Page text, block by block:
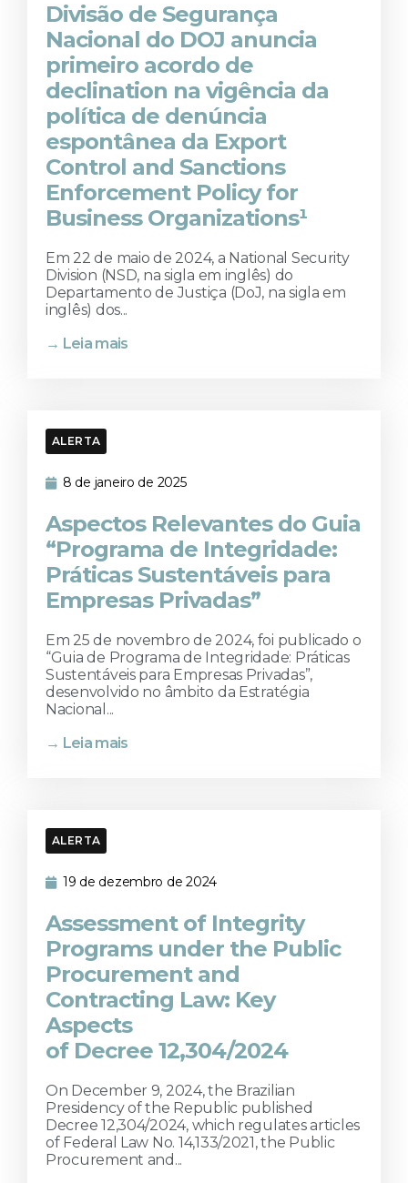
Divisão de Segurança
Nacional do DOJ anuncia
primeiro acordo de
declination na vigência da
política de denúncia
espontânea da Export
Control and Sanctions
Enforcement Policy for
Business Organizations¹
Em 22 de maio de 2024, a National Security
Division (NSD, na sigla em inglês) do
Departamento de Justiça (DoJ, na sigla em
inglês) dos...
→ Leia mais
ALERTA
8 de janeiro de 2025
Aspectos Relevantes do Guia
“Programa de Integridade:
Práticas Sustentáveis para
Empresas Privadas”
Em 25 de novembro de 2024, foi publicado o
“Guia de Programa de Integridade: Práticas
Sustentáveis para Empresas Privadas”,
desenvolvido no âmbito da Estratégia
Nacional...
→ Leia mais
ALERTA
19 de dezembro de 2024
Assessment of Integrity
Programs under the Public
Procurement and
Contracting Law: Key
Aspects
of Decree 12,304/2024
On December 9, 2024, the Brazilian
Presidency of the Republic published
Decree 12,304/2024, which regulates articles
of Federal Law No. 14,133/2021, the Public
Procurement and...